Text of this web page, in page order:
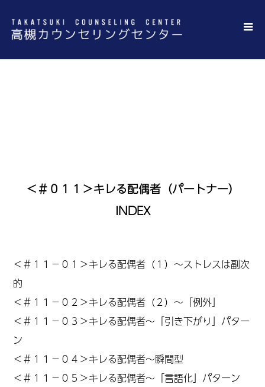
＜＃０１１＞キレる配偶者（パートナー）
INDEX
＜＃１１ －０１＞キレる配偶者（１）～ストレスは副次
的
＜＃１１ －０２＞キレる配偶者（２）～「例外」
＜＃１１－０３＞キレる配偶者～「引き下がり」パター
ン
＜＃１１ －０４＞キレる配偶者～瞬間型
＜＃１１ －０５＞キレる配偶者～「言語化」パターン